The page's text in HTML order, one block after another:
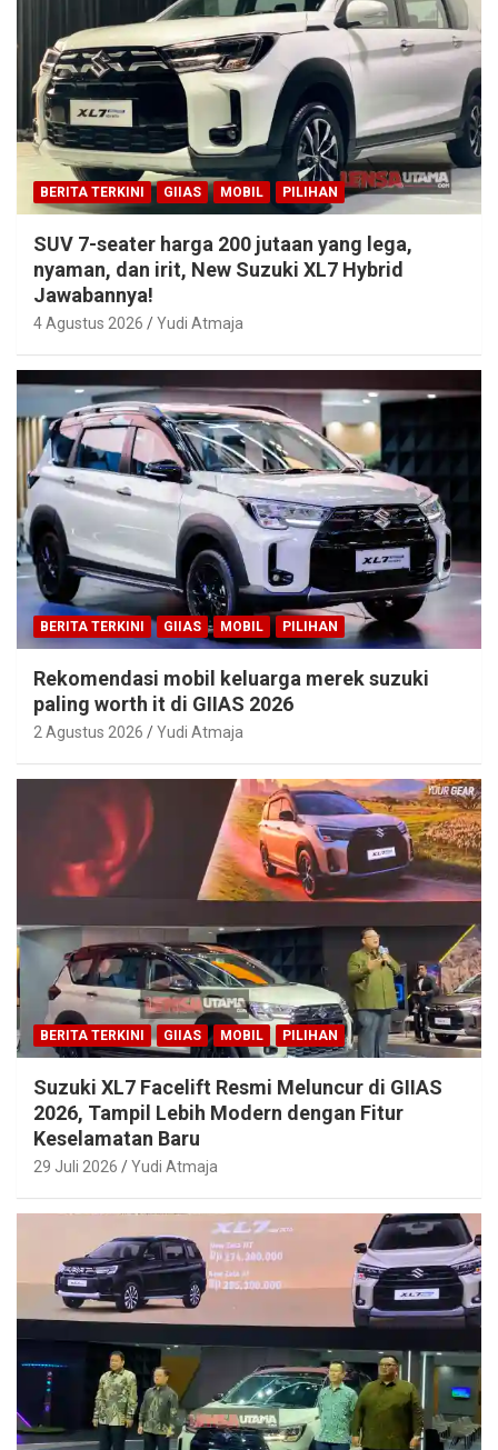
BERITA TERKINI GIIAS MOBIL PILIHAN
SUV 7-seater harga 200 jutaan yang lega,
nyaman, dan irit, New Suzuki XL7 Hybrid
Jawabannya!
4 Agustus 2026 Yudi Atmaja
BERITA TERKINI GIIAS MOBIL PILIHAN
Rekomendasi mobil keluarga merek suzuki
paling worth it di GIIAS 2026
2 Agustus 2026 Yudi Atmaja
BERITA TERKINI GIIAS MOBIL PILIHAN
Suzuki XL7 Facelift Resmi Meluncur di GIIAS
2026, Tampil Lebih Modern dengan Fitur
Keselamatan Baru
29 Juli 2026 Yudi Atmaja